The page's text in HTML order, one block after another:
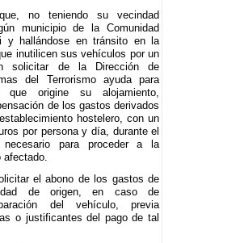
no teniendo su vecindad
municipio de la Comunidad
y hallándose en tránsito en la
inutilicen sus vehículos por un
solicitar de la Dirección de
del Terrorismo ayuda para
origine su alojamiento,
de los gastos derivados
hostelero, con un
por persona y día, durante el
necesario para proceder a la
el abono de los gastos de
de origen, en caso de
del vehículo, previa
o justificantes del pago de tal